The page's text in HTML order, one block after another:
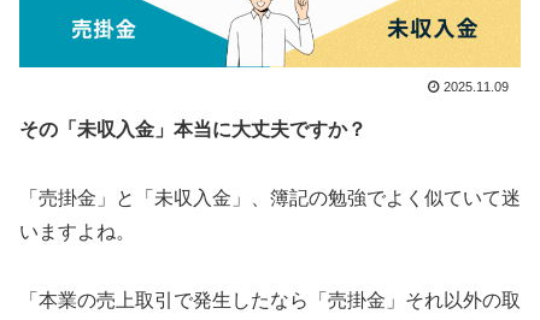
2025.11.09
その「未収入金」本当に大丈夫ですか？
「売掛金」と「未収入金」、簿記の勉強でよく似ていて迷
いますよね。
「本業の売上取引で発生したなら「売掛金」それ以外の取